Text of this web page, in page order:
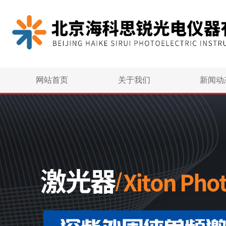
网站首页 关于我们 新闻动